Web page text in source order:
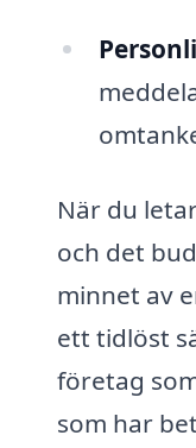
När du
och det
minnet av
ett tidlöst
företag
som har